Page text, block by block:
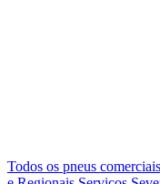
Todos os pneus comerciais